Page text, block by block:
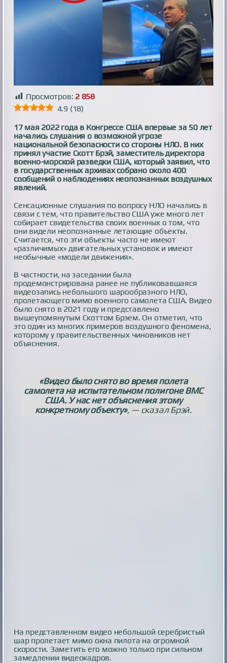
Просмотров: 2 858
4.9 (18)
17 мая 2022 года в Конгрессе США впервые за 50 лет
начались слушания о возможной угрозе
национальной безопасности со стороны НЛО. В них
принял участие Скотт Брэй, заместитель директора
военно-морской разведки США, который заявил, что
в государственных архивах собрано около 400
сообщений о наблюдениях неопознанных воздушных
явлений.
Сенсационные слушания по вопросу НЛО начались в
связи с тем, что правительство США уже много лет
собирает свидетельства своих военных о том, что
они видели неопознанные летающие объекты.
Считается, что эти объекты часто не имеют
«различимых» двигательных установок и имеют
необычные «модели движения».
В частности, на заседании была
продемонстрирована ранее не публиковавшаяся
видеозапись небольшого шарообразного НЛО,
пролетающего мимо военного самолета США. Видео
было снято в 2021 году и представлено
вышеупомянутым Скоттом Брэем. Он отметил, что
это один из многих примеров воздушного феномена,
которому у правительственных чиновников нет
объяснения.
«Видео было снято во время полета
самолета на испытательном полигоне ВМС
США. У нас нет объяснения этому
конкретному объекту», — сказал Брэй.
На представленном видео небольшой серебристый
шар пролетает мимо окна пилота на огромной
скорости. Заметить его можно только при сильном
замедлении видеокадров.